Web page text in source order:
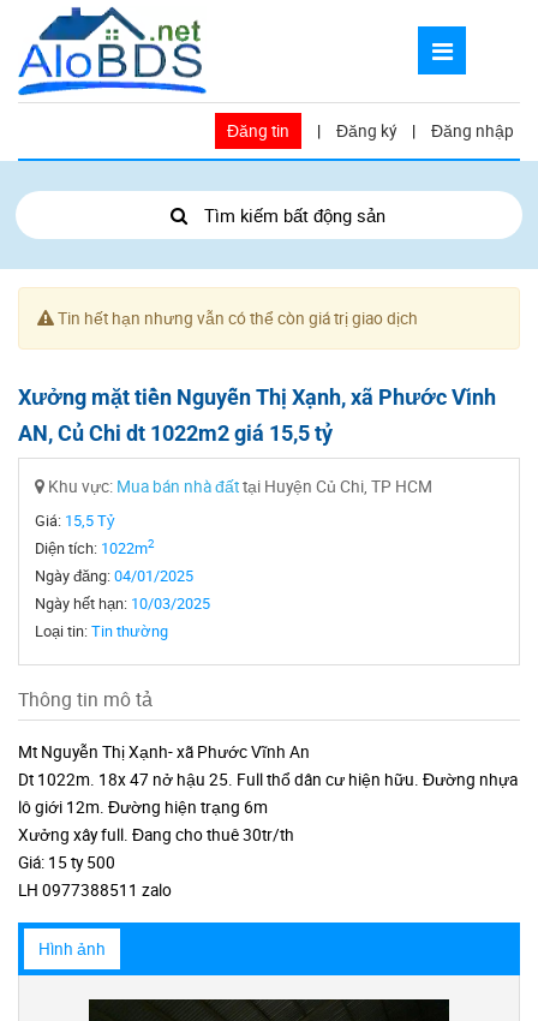
Đăng tin | Đăng ký | Đăng nhập
Tìm kiếm bất động sản
Tin hết hạn nhưng vẫn có thể còn giá trị giao dịch
Xưởng mặt tiền Nguyễn Thị Xạnh, xã Phước Vĩnh
AN, Củ Chi dt 1022m2 giá 15,5 tỷ
Khu vực: Mua bán nhà đấttại Huyện Củ Chi, TP HCM
Giá: 15,5 Tỷ
Diện tích: 1022m2
Ngày đăng:04/01/2025
Ngày hết hạn: 10/03/2025
Loại tin:Tin thường
Thông tin mô tả
Mt Nguyễn Thị Xạnh- xã Phước Vĩnh An
Dt 1022m. 18x 47 nở hậu 25. Full thổ dân cư hiện hữu. Đường nhựa
lô giới 12m. Đường hiện trạng 6m
Xưởng xây full. Đang cho thuê 30tr/th
Giá: 15 ty 500
LH 0977388511 zalo
Hình ảnh